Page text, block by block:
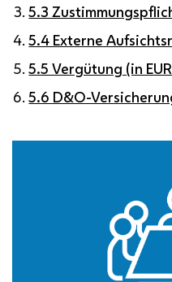
5.3
5.4 Externe
5.5 Vergütung (in
5.6 D&O-